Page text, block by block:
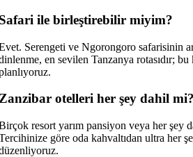
ile birleştirebilir miyim?
Serengeti ve Ngorongoro safarisinin
en sevilen Tanzanya rotasıdır;
otelleri her şey dahil mi?
resort yarım pansiyon veya her şey
göre oda kahvaltıdan ultra her